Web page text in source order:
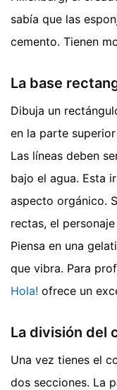
sabía que las
cemento. Tienen
La base
Dibuja un
en la parte
Las líneas deben
bajo el agua. Esta
aspecto orgánico.
rectas, el
Piensa en una
que vibra. Para
Hola! ofrece un
La división del
Una vez tienes el
dos secciones. La